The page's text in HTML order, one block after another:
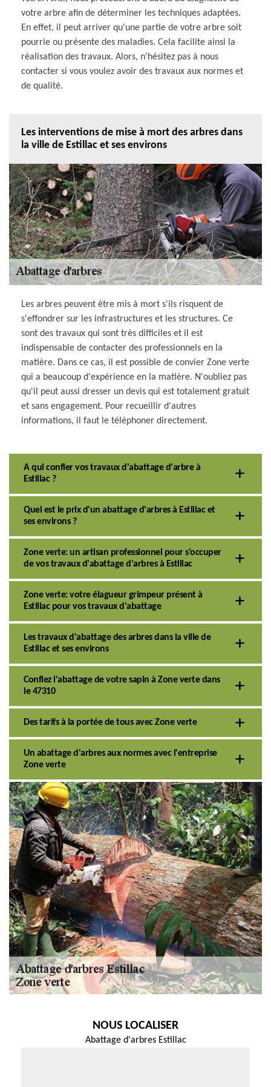
votre arbre afin de déterminer les techniques adaptées.
En effet, il peut arriver qu'une partie de votre arbre soit
pourrie ou présente des maladies. Cela facilite ainsi la
réalisation des travaux. Alors, n'hésitez pas à nous
contacter si vous voulez avoir des travaux aux normes et
de qualité.
Les interventions de mise à mort des arbres dans
la ville de Estillac et ses environs
Les arbres peuvent être mis à mort s'ils risquent de
s'effondrer sur les infrastructures et les structures. Ce
sont des travaux qui sont très difficiles et il est
indispensable de contacter des professionnels en la
matière. Dans ce cas, il est possible de convier Zone verte
qui a beaucoup d'expérience en la matière. N'oubliez pas
qu'il peut aussi dresser un devis qui est totalement gratuit
et sans engagement. Pour recueillir d'autres
informations, il faut le téléphoner directement.
A qui confier vos travaux d'abattage d'arbre à
Estillac ?
Quel est le prix d'un abattage d'arbres à Estillac et
ses environs ?
Zone verte: un artisan professionnel pour s'occuper
de vos travaux d'abattage d'arbres à Estillac
Zone verte: votre élagueur grimpeur présent à
Estillac pour vos travaux d'abattage
Les travaux d'abattage des arbres dans la ville de
Estillac et ses environs
Confiez l'abattage de votre sapin à Zone verte dans
le 47310
Des tarifs à la portée de tous avec Zone verte
Un abattage d'arbres aux normes avec l'entreprise
Zone verte
NOUS LOCALISER
Abattage d'arbres Estillac